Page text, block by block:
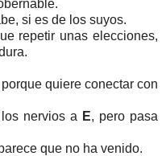
si es de los suyos.
repetir unas elecciones,
quiere conectar con
nervios a E, pero pasa
que no ha venido.